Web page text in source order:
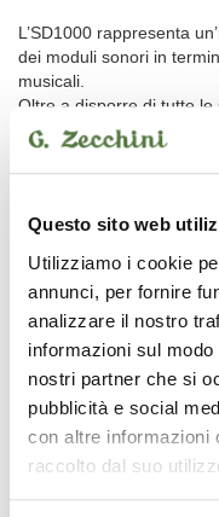
Questo sito web
Utilizziamo i cookie
annunci, per fornire
analizzare il nostro
informazioni sul
nostri partner che si
pubblicità e social
con altre informazioni
raccolto dal suo
L’SD1000 rappresenta
dei moduli sonori in
musicali.
Oltre a disporre di tutte
un’ottima riproduzione
standard e Kar,
aggiuntivi con una
Sassofoni di qualità
L’SD1000 è provvisto
audio di Batteria e
musicali, i quali
moduli similari del mercato.
Il modulo trova il top
player MIDI (come ad
computer (Logic®,